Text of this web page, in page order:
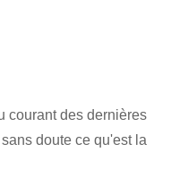
courant des dernières
doute ce qu'est la